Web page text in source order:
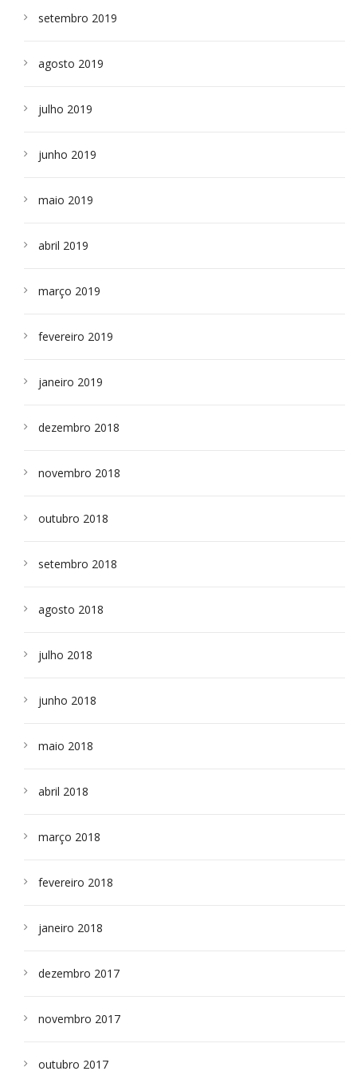
setembro 2019
agosto 2019
julho 2019
junho 2019
maio 2019
abril 2019
março 2019
fevereiro 2019
janeiro 2019
dezembro 2018
novembro 2018
outubro 2018
setembro 2018
agosto 2018
julho 2018
junho 2018
maio 2018
abril 2018
março 2018
fevereiro 2018
janeiro 2018
dezembro 2017
novembro 2017
outubro 2017